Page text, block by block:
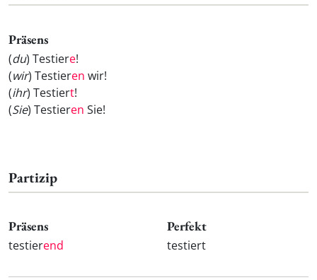
Präsens
(du) Testiere!
(wir) Testieren wir!
(ihr) Testiert!
(Sie) Testieren Sie!
Partizip
Präsens
testierend
Perfekt
testiert